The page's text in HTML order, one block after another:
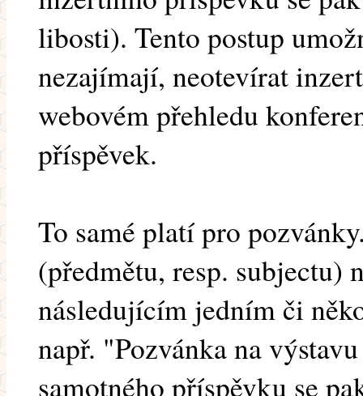
libosti). Tento postup
nezajímají, neotevírat
webovém přehledu
příspěvek.
To samé platí pro
(předmětu, resp. subjectu)
následujícím jedním či
např. "Pozvánka na
samotného příspěvku se